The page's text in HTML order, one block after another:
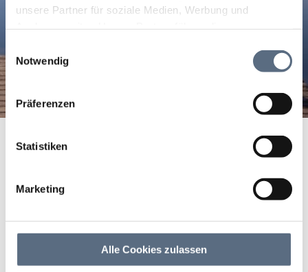
unsere Partner für soziale Medien, Werbung und
zusammen, die Sie ihnen bereitgestellt haben oder die
sie im Rahmen Ihrer Nutzung der Dienste gesammelt
Notwendig
Präferenzen
Statistiken
Marketing
Alle Cookies zulassen
Aufruf
aufgerufen werden. Dies kann verschiedene Ursachen